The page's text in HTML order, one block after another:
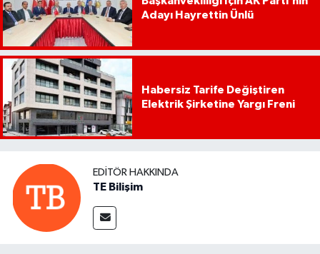
Adayı Hayrettin Ünlü
Habersiz Tarife Değiştiren
Elektrik Şirketine Yargı Freni
EDITÖR HAKKINDA
TE Bilişim